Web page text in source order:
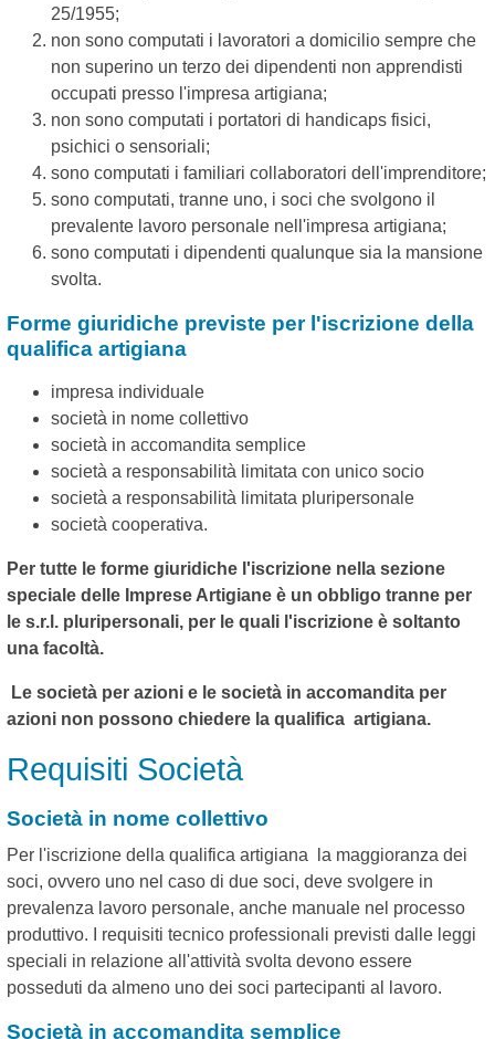
25/1955;
non sono computati i lavoratori a domicilio sempre che
non superino un terzo dei dipendenti non apprendisti
occupati presso l'impresa artigiana;
non sono computati i portatori di handicaps fisici,
psichici o sensoriali;
sono computati i familiari collaboratori dell'imprenditore;
sono computati, tranne uno, i soci che svolgono il
prevalente lavoro personale nell'impresa artigiana;
sono computati i dipendenti qualunque sia la mansione
svolta.
Forme giuridiche previste per l'iscrizione della
qualifica artigiana
impresa individuale
società in nome collettivo
società in accomandita semplice
società a responsabilità limitata con unico socio
società a responsabilità limitata pluripersonale
società cooperativa.
Per tutte le forme giuridiche l'iscrizione nella sezione
speciale delle Imprese Artigiane è un obbligo tranne per
le s.r.l. pluripersonali, per le quali l'iscrizione è soltanto
una facoltà.
Le società per azioni e le società in accomandita per
azioni non possono chiedere la qualifica artigiana.
Requisiti Società
Società in nome collettivo
Per l'iscrizione della qualifica artigiana la maggioranza dei
soci, ovvero uno nel caso di due soci, deve svolgere in
prevalenza lavoro personale, anche manuale nel processo
produttivo. I requisiti tecnico professionali previsti dalle leggi
speciali in relazione all'attività svolta devono essere
posseduti da almeno uno dei soci partecipanti al lavoro.
Società in accomandita semplice